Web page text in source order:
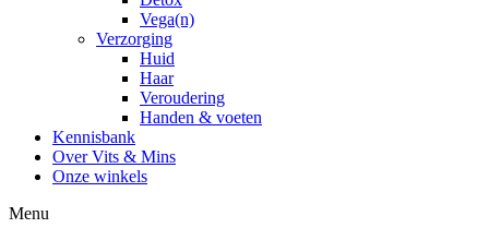
Vega(n)
Verzorging
Huid
Haar
Veroudering
Handen & voeten
Kennisbank
Over Vits & Mins
Onze winkels
Menu